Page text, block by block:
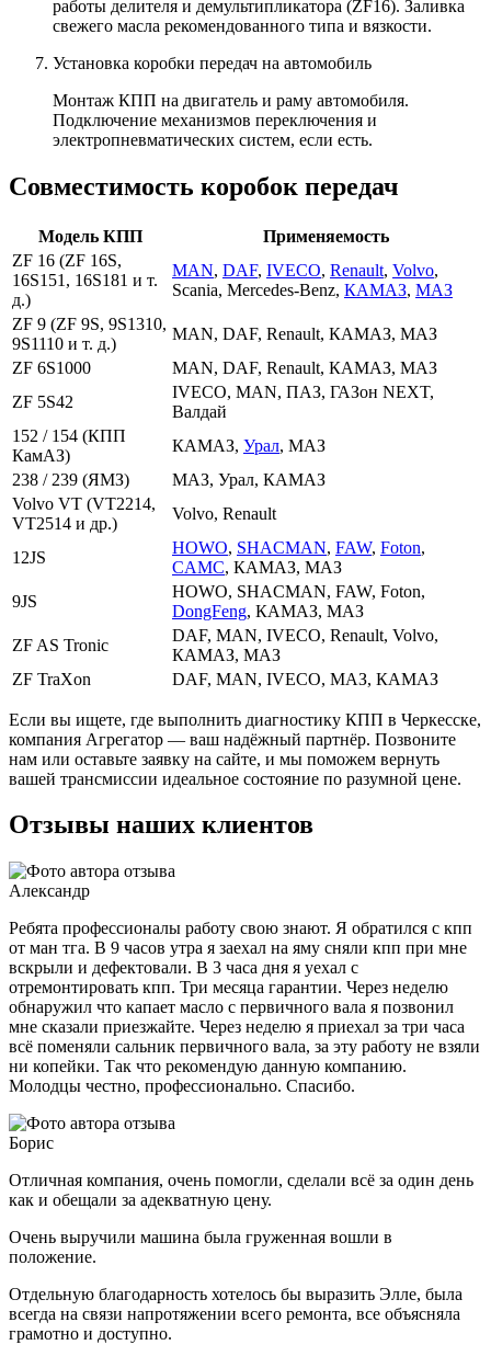
работы делителя и демультипликатора (ZF16). Заливка
свежего масла рекомендованного типа и вязкости.
Установка коробки передач на автомобиль
Монтаж КПП на двигатель и раму автомобиля.
Подключение механизмов переключения и
электропневматических систем, если есть.
Совместимость коробок передач
Модель КПП
Применяемость
ZF 16 (ZF 16S,
16S151, 16S181 и т.
д.)
MAN, DAF, IVECO, Renault, Volvo,
Scania, Mercedes-Benz, КАМАЗ, МАЗ
ZF 9 (ZF 9S, 9S1310,
9S1110 и т. д.)
MAN, DAF, Renault, КАМАЗ, МАЗ
ZF 6S1000
MAN, DAF, Renault, КАМАЗ, МАЗ
ZF 5S42
IVECO, MAN, ПАЗ, ГАЗон NEXT,
Валдай
152 / 154 (КПП
КамАЗ)
КАМАЗ, Урал, МАЗ
238 / 239 (ЯМЗ)
МАЗ, Урал, КАМАЗ
Volvo VT (VT2214,
VT2514 и др.)
Volvo, Renault
12JS
HOWO, SHACMAN, FAW, Foton,
CAMC, КАМАЗ, МАЗ
9JS
HOWO, SHACMAN, FAW, Foton,
DongFeng, КАМАЗ, МАЗ
ZF AS Tronic
DAF, MAN, IVECO, Renault, Volvo,
КАМАЗ, МАЗ
ZF TraXon
DAF, MAN, IVECO, МАЗ, КАМАЗ
Если вы ищете, где выполнить диагностику КПП в Черкесске,
компания Агрегатор — ваш надёжный партнёр. Позвоните
нам или оставьте заявку на сайте, и мы поможем вернуть
вашей трансмиссии идеальное состояние по разумной цене.
Отзывы наших клиентов
Александр
Ребята профессионалы работу свою знают. Я обратился с кпп
от ман тга. В 9 часов утра я заехал на яму сняли кпп при мне
вскрыли и дефектовали. В 3 часа дня я уехал с
отремонтировать кпп. Три месяца гарантии. Через неделю
обнаружил что капает масло с первичного вала я позвонил
мне сказали приезжайте. Через неделю я приехал за три часа
всё поменяли сальник первичного вала, за эту работу не взяли
ни копейки. Так что рекомендую данную компанию.
Молодцы честно, профессионально. Спасибо.
Борис
Отличная компания, очень помогли, сделали всё за один день
как и обещали за адекватную цену.
Очень выручили машина была груженная вошли в
положение.
Отдельную благодарность хотелось бы выразить Элле, была
всегда на связи напротяжении всего ремонта, все объясняла
грамотно и доступно.